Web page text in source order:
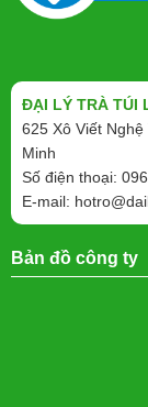
ĐẠI LÝ TRÀ TÚI
625 Xô Viết
Minh
Số điện thoại:
E-mail:
Bản đồ công ty